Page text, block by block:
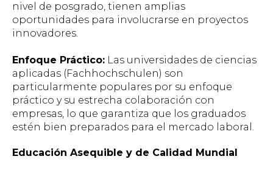
nivel de posgrado, tienen amplias
oportunidades para involucrarse en proyectos
innovadores.
Enfoque Práctico: Las universidades de ciencias
aplicadas (Fachhochschulen) son
particularmente populares por su enfoque
práctico y su estrecha colaboración con
empresas, lo que garantiza que los graduados
estén bien preparados para el mercado laboral.
Educación Asequible y de Calidad Mundial